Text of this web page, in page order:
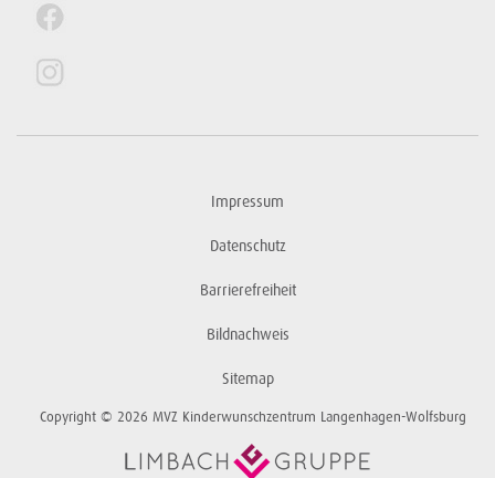
Impressum
Datenschutz
Barrierefreiheit
Bildnachweis
Sitemap
Copyright © 2026 MVZ Kinderwunschzentrum Langenhagen-Wolfsburg